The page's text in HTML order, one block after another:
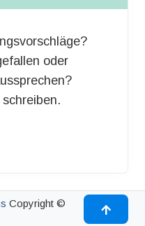
oder
Copyright ©